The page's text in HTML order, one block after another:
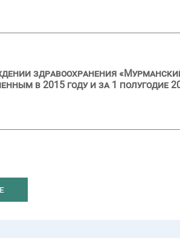
здравоохранения
в 2015 году и за 1 полугодие